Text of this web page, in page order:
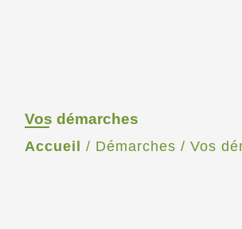
Vos démarches
Accueil / Démarches / Vos